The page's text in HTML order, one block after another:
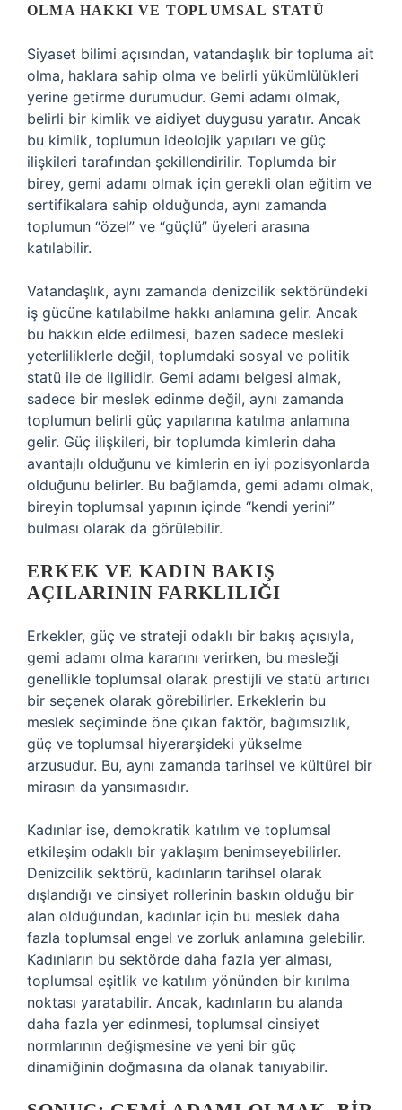
OLMA HAKKI VE TOPLUMSAL STATÜ
Siyaset bilimi açısından, vatandaşlık bir topluma ait
olma, haklara sahip olma ve belirli yükümlülükleri
yerine getirme durumudur. Gemi adamı olmak,
belirli bir kimlik ve aidiyet duygusu yaratır. Ancak
bu kimlik, toplumun ideolojik yapıları ve güç
ilişkileri tarafından şekillendirilir. Toplumda bir
birey, gemi adamı olmak için gerekli olan eğitim ve
sertifikalara sahip olduğunda, aynı zamanda
toplumun “özel” ve “güçlü” üyeleri arasına
katılabilir.
Vatandaşlık, aynı zamanda denizcilik sektöründeki
iş gücüne katılabilme hakkı anlamına gelir. Ancak
bu hakkın elde edilmesi, bazen sadece mesleki
yeterliliklerle değil, toplumdaki sosyal ve politik
statü ile de ilgilidir. Gemi adamı belgesi almak,
sadece bir meslek edinme değil, aynı zamanda
toplumun belirli güç yapılarına katılma anlamına
gelir. Güç ilişkileri, bir toplumda kimlerin daha
avantajlı olduğunu ve kimlerin en iyi pozisyonlarda
olduğunu belirler. Bu bağlamda, gemi adamı olmak,
bireyin toplumsal yapının içinde “kendi yerini”
bulması olarak da görülebilir.
ERKEK VE KADIN BAKIŞ
AÇILARININ FARKLILIĞI
Erkekler, güç ve strateji odaklı bir bakış açısıyla,
gemi adamı olma kararını verirken, bu mesleği
genellikle toplumsal olarak prestijli ve statü artırıcı
bir seçenek olarak görebilirler. Erkeklerin bu
meslek seçiminde öne çıkan faktör, bağımsızlık,
güç ve toplumsal hiyerarşideki yükselme
arzusudur. Bu, aynı zamanda tarihsel ve kültürel bir
mirasın da yansımasıdır.
Kadınlar ise, demokratik katılım ve toplumsal
etkileşim odaklı bir yaklaşım benimseyebilirler.
Denizcilik sektörü, kadınların tarihsel olarak
dışlandığı ve cinsiyet rollerinin baskın olduğu bir
alan olduğundan, kadınlar için bu meslek daha
fazla toplumsal engel ve zorluk anlamına gelebilir.
Kadınların bu sektörde daha fazla yer alması,
toplumsal eşitlik ve katılım yönünden bir kırılma
noktası yaratabilir. Ancak, kadınların bu alanda
daha fazla yer edinmesi, toplumsal cinsiyet
normlarının değişmesine ve yeni bir güç
dinamiğinin doğmasına da olanak tanıyabilir.